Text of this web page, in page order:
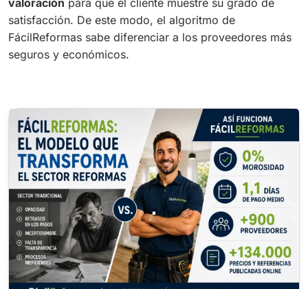
satisfacción. De este modo, el algoritmo de
FácilReformas sabe diferenciar a los proveedores más
seguros y económicos.
.